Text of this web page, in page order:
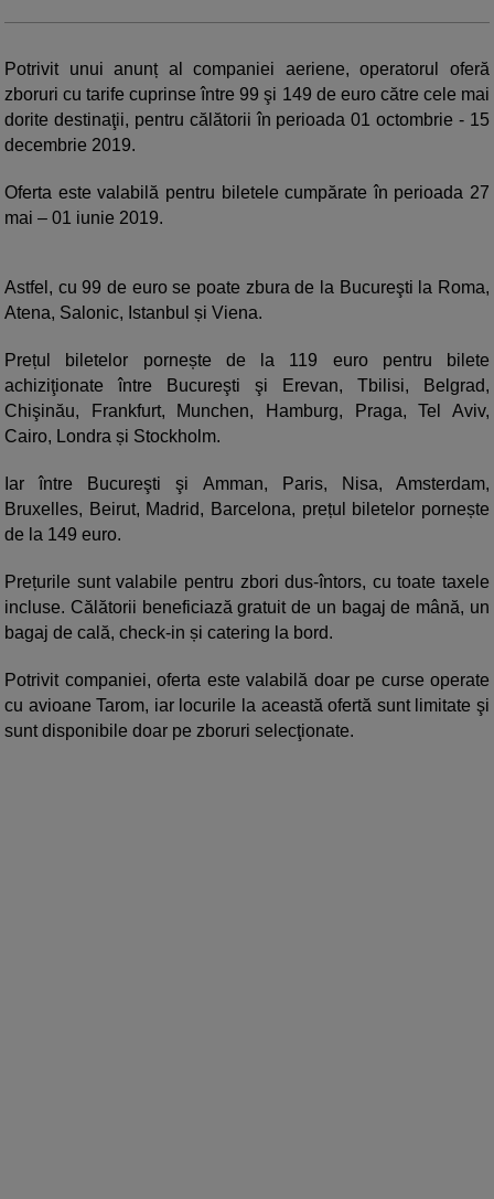
Potrivit unui anunț al companiei aeriene, operatorul oferă
zboruri cu tarife cuprinse între 99 şi 149 de euro către cele mai
dorite destinaţii, pentru călătorii în perioada 01 octombrie - 15
decembrie 2019.
Oferta este valabilă pentru biletele cumpărate în perioada 27
mai – 01 iunie 2019.
Astfel, cu 99 de euro se poate zbura de la Bucureşti la Roma,
Atena, Salonic, Istanbul și Viena.
Prețul biletelor pornește de la 119 euro pentru bilete
achiziţionate între Bucureşti şi Erevan, Tbilisi, Belgrad,
Chişinău, Frankfurt, Munchen, Hamburg, Praga, Tel Aviv,
Cairo, Londra și Stockholm.
Iar între Bucureşti şi Amman, Paris, Nisa, Amsterdam,
Bruxelles, Beirut, Madrid, Barcelona, prețul biletelor pornește
de la 149 euro.
Prețurile sunt valabile pentru zbori dus-întors, cu toate taxele
incluse. Călătorii beneficiază gratuit de un bagaj de mână, un
bagaj de cală, check-in și catering la bord.
Potrivit companiei, oferta este valabilă doar pe curse operate
cu avioane Tarom, iar locurile la această ofertă sunt limitate şi
sunt disponibile doar pe zboruri selecţionate.